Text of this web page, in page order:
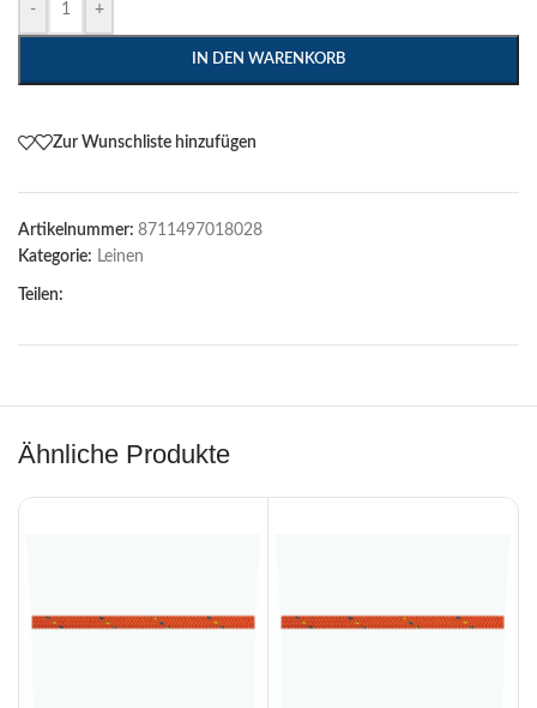
- +
IN DEN WARENKORB
Zur Wunschliste hinzufügen
Artikelnummer: 8711497018028
Kategorie: Leinen
Teilen:
Ähnliche Produkte